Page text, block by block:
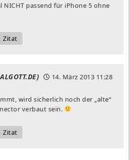
NICHT passend für iPhone 5 ohne
Zitat
14. März 2013 11:28
wird sicherlich noch der „alte“
verbaut sein.
Zitat